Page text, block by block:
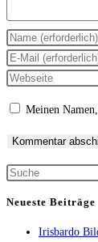
Gib
deinen
Namen
zum
ein
Gib
deine
Adresse
Kommentieren
ein
Gib
URL
(optional)
Meinen
Neueste Beiträge
Irisbardo